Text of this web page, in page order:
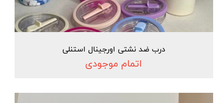
درب ضد نشتی اورجینال استنلی
اتمام موجودی